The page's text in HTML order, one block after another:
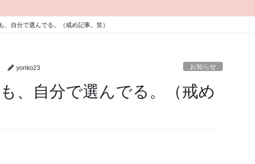
、自分で選んでる。（戒め記事。笑）
yoriko23 お知らせ
、自分で選んでる。（戒め